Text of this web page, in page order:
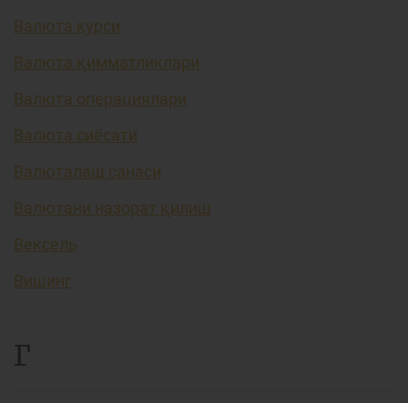
Валюта курси
Валюта қимматликлари
Валюта операциялари
Валюта сиёсати
Валюталаш санаси
Валютани назорат қилиш
Вексель
Вишинг
Г